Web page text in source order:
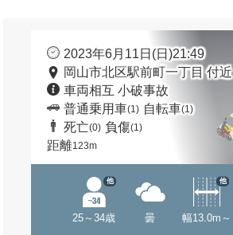
2023年6月11日(日)21:49
岡山市北区駅前町一丁目 付近
車両相互 小破事故
普通乗用車(1) 自転車(1)
死亡(0) 負傷(1)
距離123m
25～34歳
他
曇 幅13.0m～
他